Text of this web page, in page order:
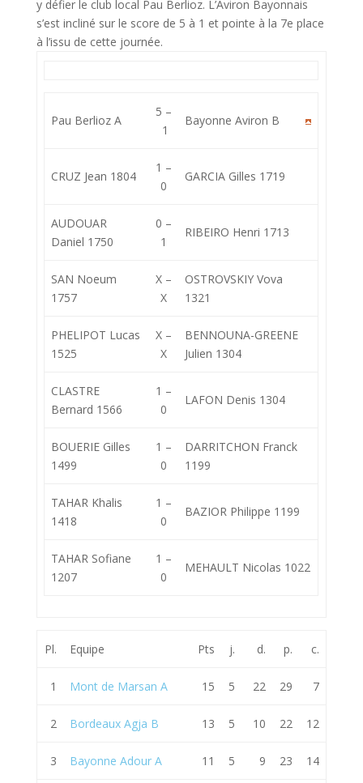
y défier le club local Pau Berlioz. L’Aviron Bayonnais
s’est incliné sur le score de 5 à 1 et pointe à la 7e place
à l’issu de cette journée.
Pau Berlioz A
5 –
1
Bayonne Aviron B
CRUZ Jean 1804
1 –
0
GARCIA Gilles 1719
AUDOUAR
Daniel 1750
0 –
1
RIBEIRO Henri 1713
SAN Noeum
1757
X –
X
OSTROVSKIY Vova
1321
PHELIPOT Lucas
1525
X –
X
BENNOUNA-GREENE
Julien 1304
CLASTRE
Bernard 1566
1 –
0
LAFON Denis 1304
BOUERIE Gilles
1499
1 –
0
DARRITCHON Franck
1199
TAHAR Khalis
1418
1 –
0
BAZIOR Philippe 1199
TAHAR Sofiane
1207
1 –
0
MEHAULT Nicolas 1022
Pl. Equipe Pts j. d. p. c.
1 Mont de Marsan A 15 5 22 29 7
2 Bordeaux Agja B 13 5 10 22 12
3 Bayonne Adour A 11 5 9 23 14